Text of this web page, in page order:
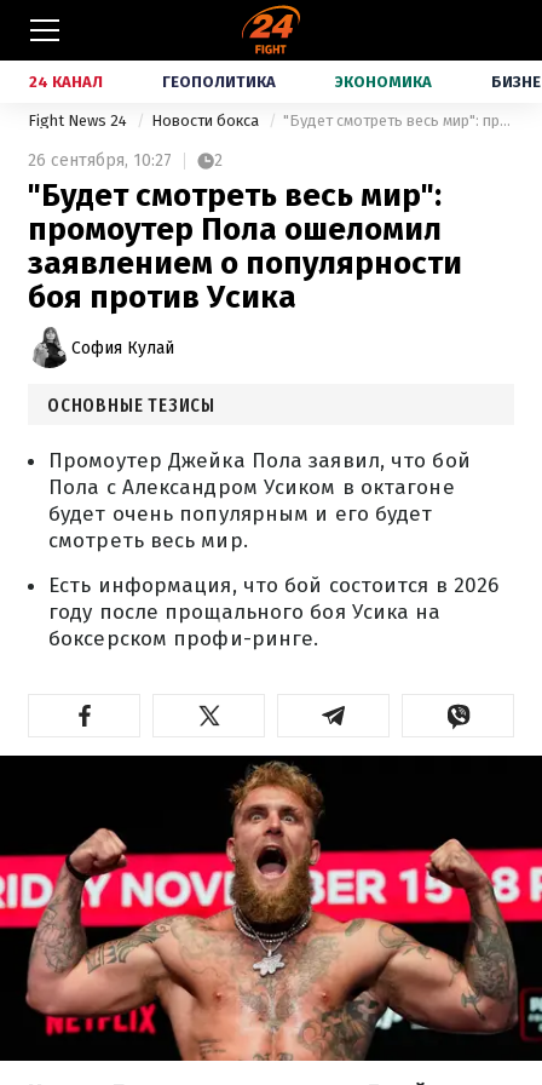
24 КАНАЛ ГЕОПОЛИТИКА ЭКОНОМИКА
Fight News 24 Новости бокса "Будет смотреть весь мир": промоутер Пола ошеломил заявлением о популярности боя против Усика
26 сентября, 10:27 2
"Будет смотреть весь мир":
промоутер Пола ошеломил
заявлением о популярности
боя против Усика
София Кулай
ОСНОВНЫЕ ТЕЗИСЫ
Промоутер Джейка Пола заявил, что бой
Пола с Александром Усиком в октагоне
будет очень популярным и его будет
смотреть весь мир.
Есть информация, что бой состоится в 2026
году после прощального боя Усика на
боксерском профи-ринге.